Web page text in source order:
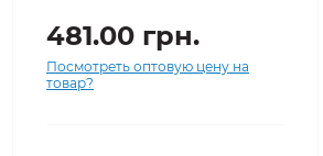
481.00 грн.
Посмотреть оптовую цену на
товар?